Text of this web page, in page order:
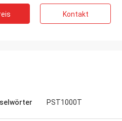
Kontakt
PST1000T